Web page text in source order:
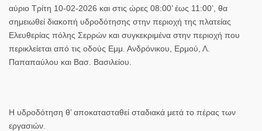
αύριο Τρίτη 10-02-2026 και στις ώρες 08:00’ έως 11:00’, θα
σημειωθεί διακοπή υδροδότησης στην περιοχή της πλατείας
Ελευθερίας πόλης Σερρών και συγκεκριμένα στην περιοχή που
περικλείεται από τις οδούς Εμμ. Ανδρόνικου, Ερμού, Λ.
Παπαπαύλου και Βασ. Βασιλείου.
Η υδροδότηση θ’ αποκατασταθεί σταδιακά μετά το πέρας των
εργασιών.